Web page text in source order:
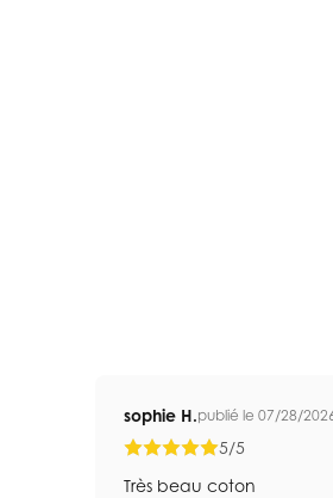
sophie H.publié le 07/28/
5/5
Très beau coton